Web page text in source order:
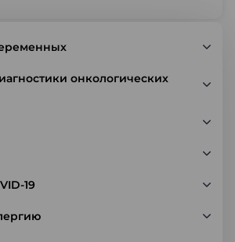
онкологических
19